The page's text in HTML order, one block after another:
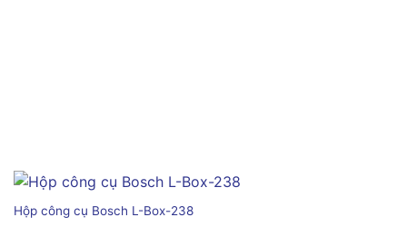
Hộp công cụ Bosch L-Box-238